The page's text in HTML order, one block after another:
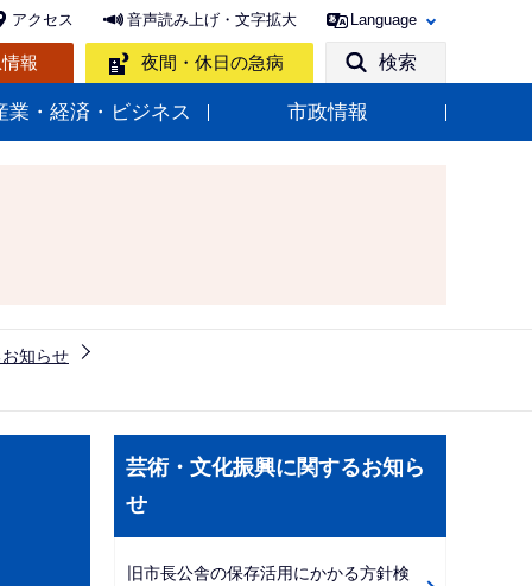
アクセス 音声読み上げ・文字拡大 Language
報 夜間・休日の急病 検索
業・経済・ビジネス 市政情報
知らせ
サ
ナ
芸術・文化振興に関するお知ら
せ
旧市長公舎の保存活用にかかる方針検